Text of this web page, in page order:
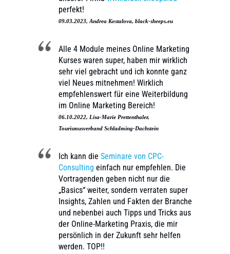
perfekt!
09.03.2023, Andrea Kostalova, black-sheeps.eu
Alle 4 Module meines Online Marketing
Kurses waren super, haben mir wirklich
sehr viel gebracht und ich konnte ganz
viel Neues mitnehmen! Wirklich
empfehlenswert für eine Weiterbildung
im Online Marketing Bereich!
06.10.2022, Lisa-Marie Prettenthaler,
Tourismusverband Schladming-Dachstein
Ich kann die Seminare von CPC-
Consulting einfach nur empfehlen. Die
Vortragenden geben nicht nur die
„Basics“ weiter, sondern verraten super
Insights, Zahlen und Fakten der Branche
und nebenbei auch Tipps und Tricks aus
der Online-Marketing Praxis, die mir
persönlich in der Zukunft sehr helfen
werden. TOP!!